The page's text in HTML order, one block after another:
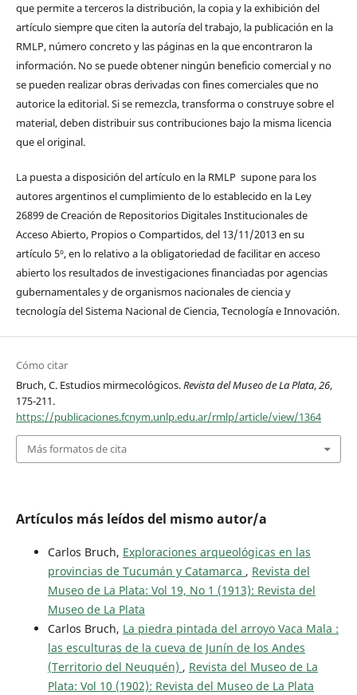
que permite a terceros la distribución, la copia y la exhibición del
artículo siempre que citen la autoría del trabajo, la publicación en la
RMLP, número concreto y las páginas en la que encontraron la
información. No se puede obtener ningún beneficio comercial y no
se pueden realizar obras derivadas con fines comerciales que no
autorice la editorial. Si se remezcla, transforma o construye sobre el
material, deben distribuir sus contribuciones bajo la misma licencia
que el original.
La puesta a disposición del artículo en la RMLP supone para los
autores argentinos el cumplimiento de lo establecido en la Ley
26899 de Creación de Repositorios Digitales Institucionales de
Acceso Abierto, Propios o Compartidos, del 13/11/2013 en su
artículo 5º, en lo relativo a la obligatoriedad de facilitar en acceso
abierto los resultados de investigaciones financiadas por agencias
gubernamentales y de organismos nacionales de ciencia y
tecnología del Sistema Nacional de Ciencia, Tecnología e Innovación.
Cómo citar
Bruch, C. Estudios mirmecológicos.Revista del Museo de La Plata,26,
175-211.
https://publicaciones.fcnym.unlp.edu.ar/rmlp/article/view/1364
Más formatos de cita
Artículos más leídos del mismo autor/a
Carlos Bruch, Exploraciones arqueológicas en las
provincias de Tucumán y Catamarca , Revista del
Museo de La Plata: Vol 19, No 1 (1913): Revista del
Museo de La Plata
Carlos Bruch, La piedra pintada del arroyo Vaca Mala :
las esculturas de la cueva de Junín de los Andes
(Territorio del Neuquén) , Revista del Museo de La
Plata: Vol 10 (1902): Revista del Museo de La Plata